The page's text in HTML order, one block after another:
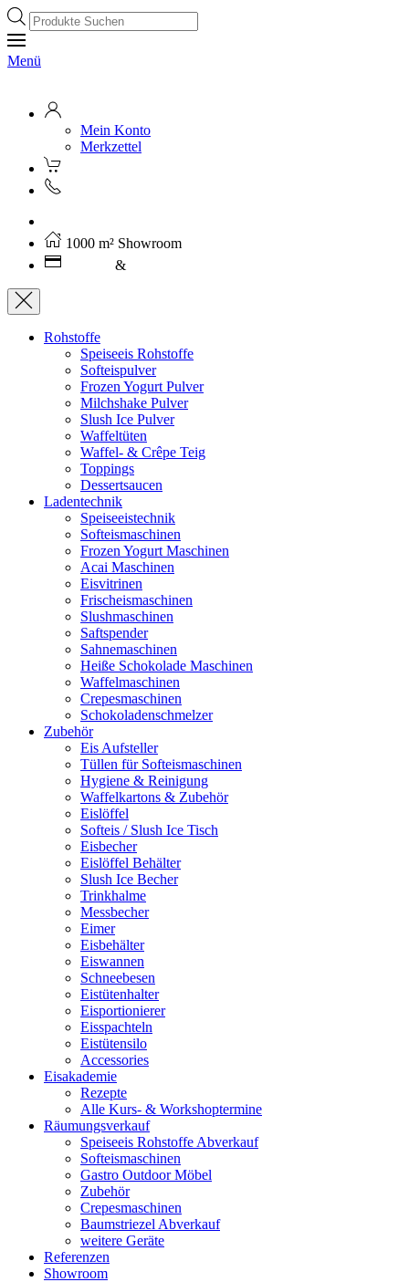
Products
search
Menü
Mein Konto
Merkzettel
1000 m² Showroom
&
Rohstoffe
Speiseeis Rohstoffe
Softeispulver
Frozen Yogurt Pulver
Milchshake Pulver
Slush Ice Pulver
Waffeltüten
Waffel- & Crêpe Teig
Toppings
Dessertsaucen
Ladentechnik
Speiseeistechnik
Softeismaschinen
Frozen Yogurt Maschinen
Acai Maschinen
Eisvitrinen
Frischeismaschinen
Slushmaschinen
Saftspender
Sahnemaschinen
Heiße Schokolade Maschinen
Waffelmaschinen
Crepesmaschinen
Schokoladenschmelzer
Zubehör
Eis Aufsteller
Tüllen für Softeismaschinen
Hygiene & Reinigung
Waffelkartons & Zubehör
Eislöffel
Softeis / Slush Ice Tisch
Eisbecher
Eislöffel Behälter
Slush Ice Becher
Trinkhalme
Messbecher
Eimer
Eisbehälter
Eiswannen
Schneebesen
Eistütenhalter
Eisportionierer
Eisspachteln
Eistütensilo
Accessories
Eisakademie
Rezepte
Alle Kurs- & Workshoptermine
Räumungsverkauf
Speiseeis Rohstoffe Abverkauf
Softeismaschinen
Gastro Outdoor Möbel
Zubehör
Crepesmaschinen
Baumstriezel Abverkauf
weitere Geräte
Referenzen
Showroom